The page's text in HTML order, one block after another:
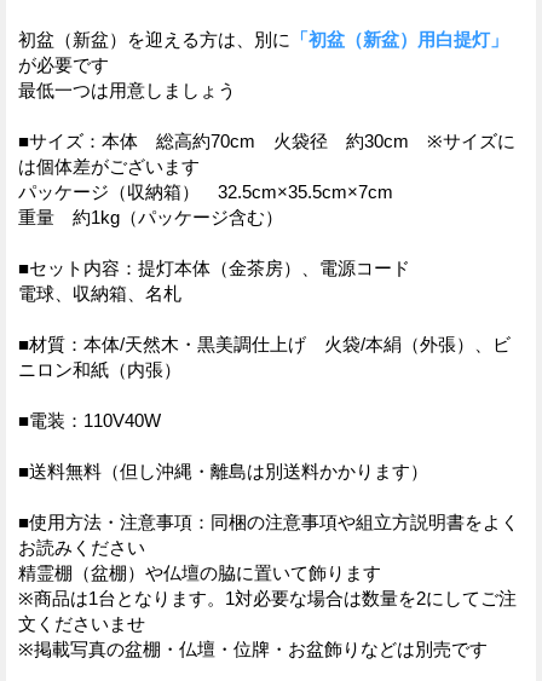
初盆（新盆）を迎える方は、別に
「初盆（新盆）用白提灯」
が必要です
最低一つは用意しましょう
■サイズ：本体 総高約70cm 火袋径 約30cm ※サイズに
は個体差がございます
パッケージ（収納箱） 32.5cm×35.5cm×7cm
重量 約1kg（パッケージ含む）
■セット内容：提灯本体（金茶房）、電源コード
電球、収納箱、名札
■材質：本体/天然木・黒美調仕上げ 火袋/本絹（外張）、ビ
ニロン和紙（内張）
■電装：110V40W
■送料無料（但し沖縄・離島は別送料かかります）
■使用方法・注意事項：同梱の注意事項や組立方説明書をよく
お読みください
精霊棚（盆棚）や仏壇の脇に置いて飾ります
※商品は1台となります。1対必要な場合は数量を2にしてご注
文くださいませ
※掲載写真の盆棚・仏壇・位牌・お盆飾りなどは別売です